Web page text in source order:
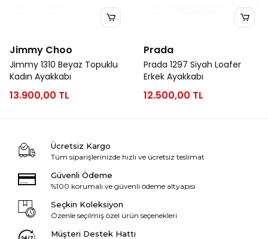
Jimmy Choo
Jimmy 1310 Beyaz Topuklu
Kadın Ayakkabı
13.900,00 TL
Prada
Prada 1297 Siyah Loafer
Erkek Ayakkabı
12.500,00 TL
Ücretsiz Kargo
Tüm siparişlerinizde hızlı ve ücretsiz teslimat
Güvenli Ödeme
%100 korumalı ve güvenli ödeme altyapısı
Seçkin Koleksiyon
Özenle seçilmiş özel ürün seçenekleri
Müşteri Destek Hattı